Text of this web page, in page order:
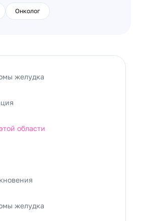
Онколог
желудка
области
желудка